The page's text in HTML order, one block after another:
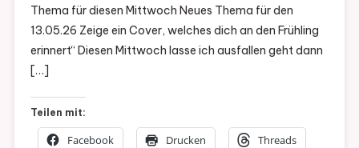
126
Thema für diesen Mittwoch Neues Thema für den
13.05.26 Zeige ein Cover, welches dich an den Frühling
erinnert“ Diesen Mittwoch lasse ich ausfallen geht dann
[…]
Teilen mit:
Facebook Drucken Threads